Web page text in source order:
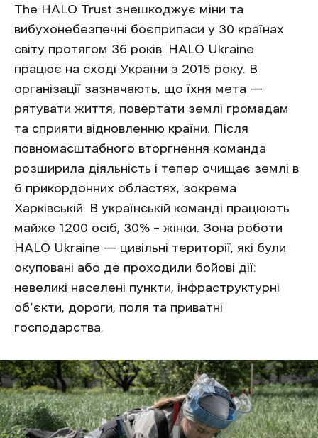
The HALO Trust знешкоджує міни та
вибухонебезпечні боєприпаси у 30 країнах
світу протягом 36 років. HALO Ukraine
працює на сході України з 2015 року. В
організації зазначають, що їхня мета —
рятувати життя, повертати землі громадам
та сприяти відновленню країни. Після
повномасштабного вторгнення команда
розширила діяльність і тепер очищає землі в
6 прикордонних областях, зокрема
Харківській. В українській команді працюють
майже 1200 осіб, 30% – жінки. Зона роботи
HALO Ukraine — цивільні території, які були
окуповані або де проходили бойові дії:
невеликі населені пункти, інфраструктурні
об’єкти, дороги, поля та приватні
господарства.